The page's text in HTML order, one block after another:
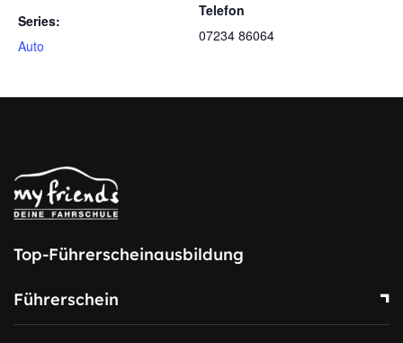
Series:
Auto
Telefon
07234 86064
Top-Führerscheinausbildung
Führerschein